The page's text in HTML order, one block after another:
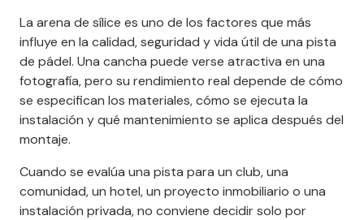
La arena de sílice es uno de los factores que más
influye en la calidad, seguridad y vida útil de una pista
de pádel. Una cancha puede verse atractiva en una
fotografía, pero su rendimiento real depende de cómo
se especifican los materiales, cómo se ejecuta la
instalación y qué mantenimiento se aplica después del
montaje.
Cuando se evalúa una pista para un club, una
comunidad, un hotel, un proyecto inmobiliario o una
instalación privada, no conviene decidir solo por